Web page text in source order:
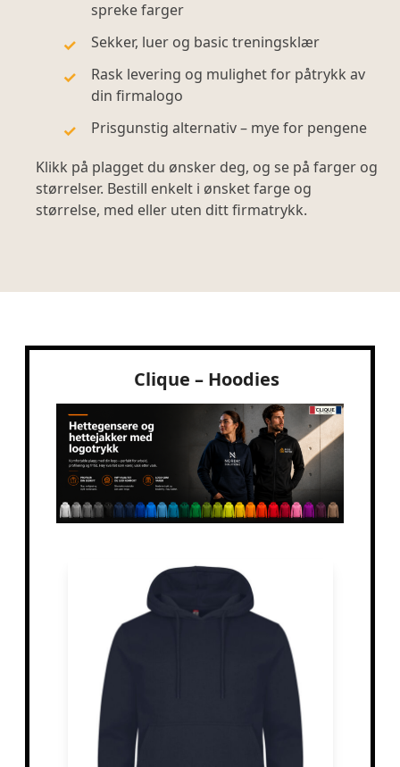
spreke farger
Sekker, luer og basic treningsklær
Rask levering og mulighet for påtrykk av
din firmalogo
Prisgunstig alternativ – mye for pengene
Klikk på plagget du ønsker deg, og se på farger og
størrelser. Bestill enkelt i ønsket farge og
størrelse, med eller uten ditt firmatrykk.
Clique – Hoodies